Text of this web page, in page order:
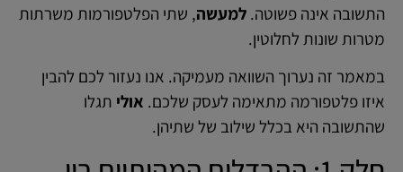
התשובה אינה פשוטה. למעשה, שתי הפלטפורמות משרתות
מטרות שונות לחלוטין.
במאמר זה נערוך השוואה מעמיקה. אנו נעזור לכם להבין
איזו פלטפורמה מתאימה לעסק שלכם. אולי תגלו
שהתשובה היא בכלל שילוב של שתיהן.